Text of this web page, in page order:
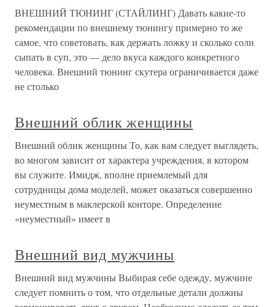
ВНЕШНИЙ ТЮНИНГ (СТАЙЛИНГ) Давать какие-то
рекомендации по внешнему тюнингу примерно то же
самое, что советовать, как держать ложку и сколько соли
сыпать в суп, это — дело вкуса каждого конкретного
человека. Внешний тюнинг скутера ограничивается даже
не столько
Внешний облик женщины
Внешний облик женщины То, как вам следует выглядеть,
во многом зависит от характера учреждения, в котором
вы служите. Имидж, вполне приемлемый для
сотрудницы дома моделей, может оказаться совершенно
неуместным в маклерской конторе. Определение
«неуместный» имеет в
Внешний вид мужчины
Внешний вид мужчины Выбирая себе одежду, мужчине
следует помнить о том, что отдельные детали должны